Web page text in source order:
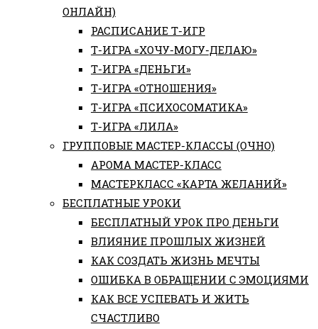
ОНЛАЙН)
РАСПИСАНИЕ Т-ИГР
Т-ИГРА «ХОЧУ-МОГУ-ДЕЛАЮ»
Т-ИГРА «ДЕНЬГИ»
Т-ИГРА «ОТНОШЕНИЯ»
Т-ИГРА «ПСИХОСОМАТИКА»
Т-ИГРА «ЛИЛА»
ГРУППОВЫЕ МАСТЕР-КЛАССЫ (ОЧНО)
АРОМА МАСТЕР-КЛАСС
МАСТЕРКЛАСС «КАРТА ЖЕЛАНИЙ»
БЕСПЛАТНЫЕ УРОКИ
БЕСПЛАТНЫЙ УРОК ПРО ДЕНЬГИ
ВЛИЯНИЕ ПРОШЛЫХ ЖИЗНЕЙ
КАК СОЗДАТЬ ЖИЗНЬ МЕЧТЫ
ОШИБКА В ОБРАЩЕНИИ С ЭМОЦИЯМИ
КАК ВСЕ УСПЕВАТЬ И ЖИТЬ
СЧАСТЛИВО